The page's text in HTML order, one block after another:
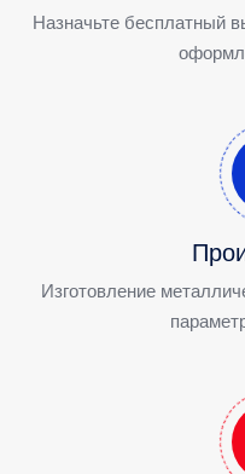
Назначьте бесплатный
Изготовление